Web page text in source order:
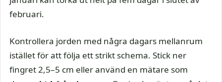
februari.
Kontrollera jorden med några dagars mellanrum
istället för att följa ett strikt schema. Stick ner
fingret 2,5–5 cm eller använd en mätare som